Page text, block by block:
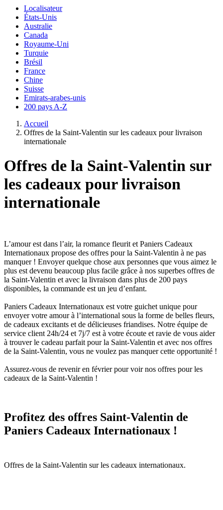
Localisateur
États-Unis
Australie
Canada
Royaume-Uni
Turquie
Brésil
France
Chine
Suisse
Emirats-arabes-unis
200 pays A-Z
Accueil
Offres de la Saint-Valentin sur les cadeaux pour livraison
internationale
Offres de la Saint-Valentin sur
les cadeaux pour livraison
internationale
L’amour est dans l’air, la romance fleurit et Paniers Cadeaux
Internationaux propose des offres pour la Saint-Valentin à ne pas
manquer ! Envoyer quelque chose aux personnes que vous aimez le
plus est devenu beaucoup plus facile grâce à nos superbes offres de
la Saint-Valentin et avec la livraison dans plus de 200 pays
disponibles, la commande est un jeu d’enfant.
Paniers Cadeaux Internationaux est votre guichet unique pour
envoyer votre amour à l’international sous la forme de belles fleurs,
de cadeaux excitants et de délicieuses friandises. Notre équipe de
service client 24h/24 et 7j/7 est à votre écoute et ravie de vous aider
à trouver le cadeau parfait pour la Saint-Valentin et avec nos offres
de la Saint-Valentin, vous ne voulez pas manquer cette opportunité !
Assurez-vous de revenir en février pour voir nos offres pour les
cadeaux de la Saint-Valentin !
Profitez des offres Saint-Valentin de
Paniers Cadeaux Internationaux !